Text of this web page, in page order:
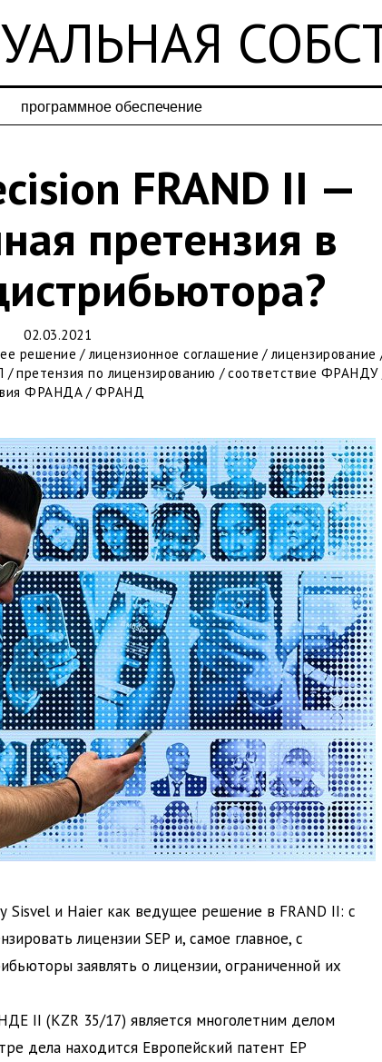
программное обеспечение
FRAND II —
претензия в
02.03.2021
решение / лицензионное соглашение / лицензирование
/ претензия по лицензированию / соответствие ФРАНДУ
ФРАНДА / ФРАНД
Sisvel и Haier как ведущее решение в FRAND II: с
лицензии SEP и, самое главное, с
заявлять о лицензии, ограниченной их
II (KZR 35/17) является многолетним делом
дела находится Европейский патент EP